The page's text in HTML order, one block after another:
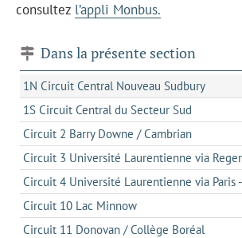
consultez l’appli Monbus.
Dans la présente section
1N Circuit Central Nouveau Sudbury
1S Circuit Central du Secteur Sud
Circuit 2 Barry Downe / Cambrian
Circuit 3 Université Laurentienne via
Circuit 4 Université Laurentienne via Paris
Circuit 10 Lac Minnow
Circuit 11 Donovan / Collège Boréal